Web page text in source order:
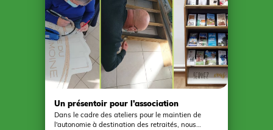
médiéval. Le midi, un temps de convivialité autour
d'un apéritif et d'un pique nique a été proposé.
L'après midi était consacré à un atelier de
cartonnage avec Céline de l'Atelier C. Vous
souhaitez également participer à ces ateliers?
Inscriptions au mois de septembre et tout au long
de l'année. Renseignements et inscriptions:
centredupatrimoine@orange.fr ou 0241924388.
Un présentoir pour l'association
Dans le cadre des ateliers pour le maintien de
l'autonomie à destination des retraités, nous